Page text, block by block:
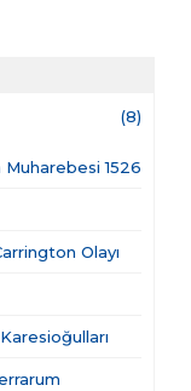
(8)
1526
Olayı